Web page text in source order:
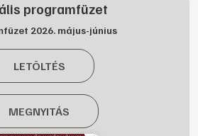
programfüzet
2026. május-június
LETÖLTÉS
MEGNYITÁS